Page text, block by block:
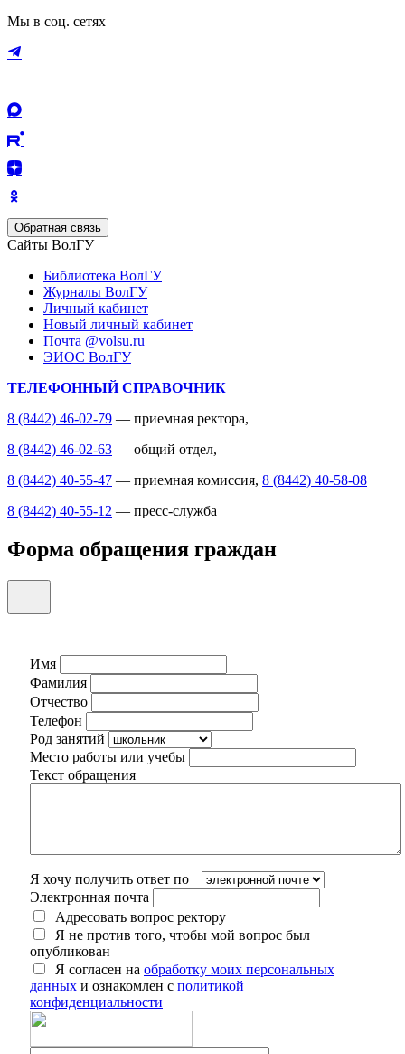
Мы в соц. сетях
Обратная связь
Сайты ВолГУ
Библиотека ВолГУ
Журналы ВолГУ
Личный кабинет
Новый личный кабинет
Почта @volsu.ru
ЭИОС ВолГУ
ТЕЛЕФОННЫЙ СПРАВОЧНИК
8 (8442) 46-02-79 — приемная ректора,
8 (8442) 46-02-63 — общий отдел,
8 (8442) 40-55-47 — приемная комиссия, 8 (8442) 40-58-08
8 (8442) 40-55-12 — пресс-служба
Форма обращения граждан
Имя
Фамилия
Отчество
Телефон
Род занятий
Место работы или учебы
Текст обращения
Я хочу получить ответ по
Электронная почта
Адресовать вопрос ректору
Я не против того, чтобы мой вопрос был
опубликован
Я согласен на обработку моих персональных
данных и ознакомлен с политикой
конфиденциальности